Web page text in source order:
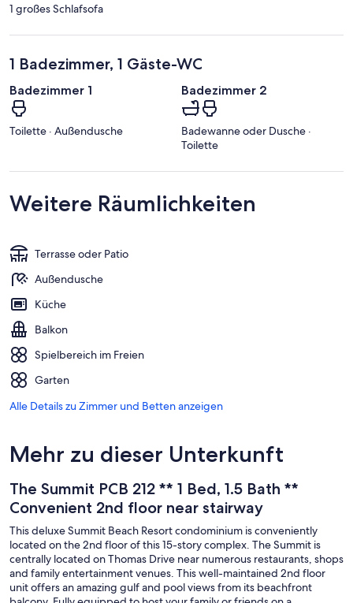
1 großes Schlafsofa
1 Badezimmer, 1 Gäste-WC
Badezimmer 1
Toilette · Außendusche
Badezimmer 2
Badewanne oder Dusche ·
Toilette
Weitere Räumlichkeiten
Terrasse oder Patio
Außendusche
Küche
Balkon
Spielbereich im Freien
Garten
Alle Details zu Zimmer und Betten anzeigen
Mehr zu dieser Unterkunft
The Summit PCB 212 ** 1 Bed, 1.5 Bath **
Convenient 2nd floor near stairway
This deluxe Summit Beach Resort condominium is conveniently
located on the 2nd floor of this 15-story complex. The Summit is
centrally located on Thomas Drive near numerous restaurants, shops
and family entertainment venues. This well-maintained 2nd floor
unit offers an amazing gulf and pool views from its beachfront